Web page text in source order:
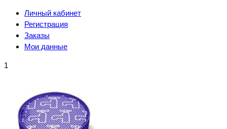
Личный кабинет
Регистрация
Заказы
Мои данные
1